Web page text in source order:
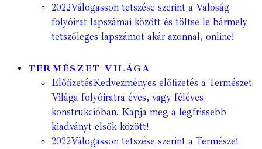
2022Válogasson tetszése szerint a Valóság
folyóirat lapszámai között és töltse le bármely
tetszőleges lapszámot akár azonnal, online!
TERMÉSZET VILÁGA
ElőfizetésKedvezményes előfizetés a Természet
Világa folyóiratra éves, vagy féléves
konstrukcióban. Kapja meg a legfrissebb
kiadványt elsők között!
2022Válogasson tetszése szerint a Természet